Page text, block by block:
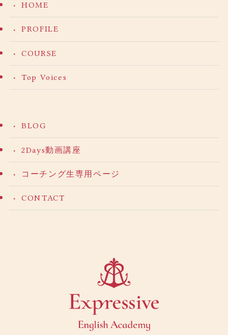
HOME
PROFILE
COURSE
Top Voices
BLOG
2Days動画講座
コーチング生専用ページ
CONTACT